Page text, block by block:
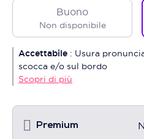
Buono
Non disponibile
Accettabile : Usura
scocca e/o sul bordo
Scopri di più
Premium